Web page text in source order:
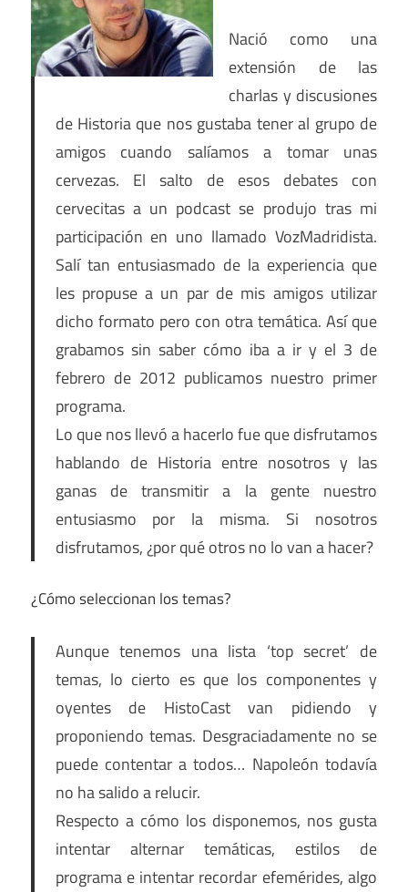
Nació como una
extensión de las
charlas y discusiones
de Historia que nos gustaba tener al grupo de
amigos cuando salíamos a tomar unas
cervezas. El salto de esos debates con
cervecitas a un podcast se produjo tras mi
participación en uno llamado VozMadridista.
Salí tan entusiasmado de la experiencia que
les propuse a un par de mis amigos utilizar
dicho formato pero con otra temática. Así que
grabamos sin saber cómo iba a ir y el 3 de
febrero de 2012 publicamos nuestro primer
programa.
Lo que nos llevó a hacerlo fue que disfrutamos
hablando de Historia entre nosotros y las
ganas de transmitir a la gente nuestro
entusiasmo por la misma. Si nosotros
disfrutamos, ¿por qué otros no lo van a hacer?
¿Cómo seleccionan los temas?
Aunque tenemos una lista ‘top secret’ de
temas, lo cierto es que los componentes y
oyentes de HistoCast van pidiendo y
proponiendo temas. Desgraciadamente no se
puede contentar a todos… Napoleón todavía
no ha salido a relucir.
Respecto a cómo los disponemos, nos gusta
intentar alternar temáticas, estilos de
programa e intentar recordar efemérides, algo